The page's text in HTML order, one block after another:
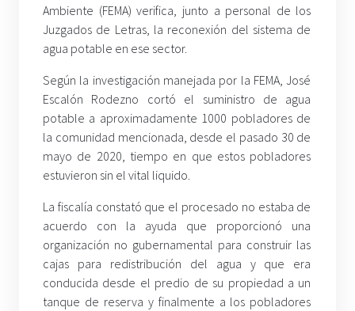
Ambiente (FEMA) verifica, junto a personal de los
Juzgados de Letras, la reconexión del sistema de
agua potable en ese sector.
Según la investigación manejada por la FEMA, José
Escalón Rodezno cortó el suministro de agua
potable a aproximadamente 1000 pobladores de
la comunidad mencionada, desde el pasado 30 de
mayo de 2020, tiempo en que estos pobladores
estuvieron sin el vital liquido.
La fiscalía constató que el procesado no estaba de
acuerdo con la ayuda que proporcionó una
organización no gubernamental para construir las
cajas para redistribución del agua y que era
conducida desde el predio de su propiedad a un
tanque de reserva y finalmente a los pobladores